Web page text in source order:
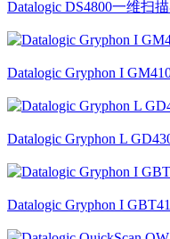
Datalogic DS4800一维扫
Datalogic Gryphon I
Datalogic Gryphon L
Datalogic Gryphon I